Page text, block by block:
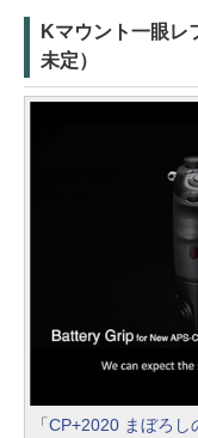
Kマウント一眼レ
未定）
「CP+2020 まぼろし